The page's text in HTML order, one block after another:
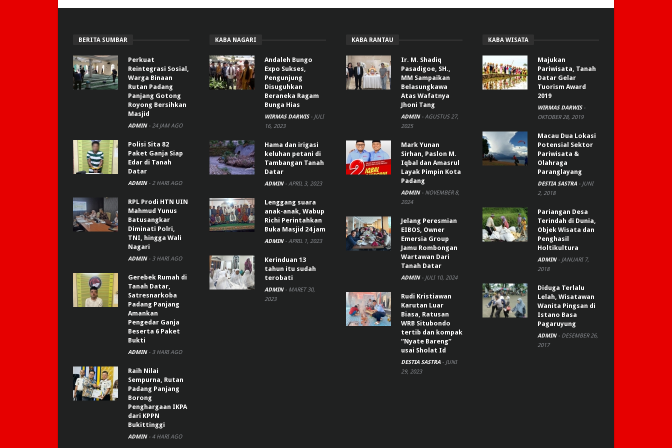
BERITA SUMBAR
Perkuat
Reintegrasi Sosial,
Warga Binaan
Rutan Padang
Panjang Gotong
Royong Bersihkan
Masjid
ADMIN - 24 JAM AGO
Polisi Sita 82
Paket Ganja Siap
Edar di Tanah
Datar
ADMIN - 2 HARI AGO
RPL Prodi HTN UIN
Mahmud Yunus
Batusangkar
Diminati Polri,
TNI, hingga Wali
Nagari
ADMIN - 3 HARI AGO
Gerebek Rumah di
Tanah Datar,
Satresnarkoba
Padang Panjang
Amankan
Pengedar Ganja
Beserta 6 Paket
Bukti
ADMIN - 3 HARI AGO
Raih Nilai
Sempurna, Rutan
Padang Panjang
Borong
Penghargaan IKPA
dari KPPN
Bukittinggi
ADMIN - 4 HARI AGO
KABA NAGARI
Andaleh Bungo
Expo Sukses,
Pengunjung
Disuguhkan
Beraneka Ragam
Bunga Hias
WIRMAS DARWIS - JULI
16, 2023
Hama dan irigasi
keluhan petani di
Tambangan Tanah
Datar
ADMIN - APRIL 3, 2023
Lenggang suara
anak-anak, Wabup
Richi Perintahkan
Buka Masjid 24 jam
ADMIN - APRIL 1, 2023
Kerinduan 13
tahun itu sudah
terobati
ADMIN - MARET 30,
2023
KABA RANTAU
Ir. M. Shadiq
Pasadigoe, SH.,
MM Sampaikan
Belasungkawa
Atas Wafatnya
Jhoni Tang
ADMIN - AGUSTUS 27,
2025
Mark Yunan
Sirhan, Paslon M.
Iqbal dan Amasrul
Layak Pimpin Kota
Padang
ADMIN - NOVEMBER 8,
2024
Jelang Peresmian
EIBOS, Owner
Emersia Group
Jamu Rombongan
Wartawan Dari
Tanah Datar
ADMIN - JULI 10, 2024
Rudi Kristiawan
Karutan Luar
Biasa, Ratusan
WRB Situbondo
tertib dan kompak
“Nyate Bareng”
usai Sholat Id
DESTIA SASTRA - JUNI
29, 2023
KABA WISATA
Majukan
Pariwisata, Tanah
Datar Gelar
Tuorism Award
2019
WIRMAS DARWIS -
OKTOBER 28, 2019
Macau Dua Lokasi
Potensial Sektor
Pariwisata &
Olahraga
Paranglayang
DESTIA SASTRA - JUNI
2, 2018
Pariangan Desa
Terindah di Dunia,
Objek Wisata dan
Penghasil
Holtikultura
ADMIN - JANUARI 7,
2018
Diduga Terlalu
Lelah, Wisatawan
Wanita Pingsan di
Istano Basa
Pagaruyung
ADMIN - DESEMBER 26,
2017